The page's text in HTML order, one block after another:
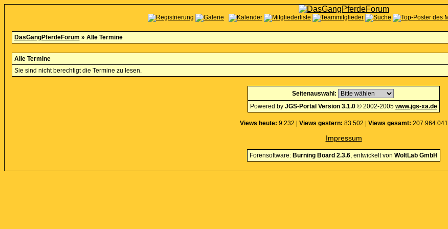
DasGangPferdeForum » Alle Termine
Alle Termine
Sie sind nicht berechtigt die Termine zu lesen.
Seitenauswahl:
Powered by JGS-Portal Version 3.1.0 © 2002-2005 www.jgs-xa.de
Views heute: 9.232 | Views gestern: 83.502 | Views gesamt: 207.964.041
Impressum
Forensoftware: Burning Board 2.3.6, entwickelt von WoltLab GmbH